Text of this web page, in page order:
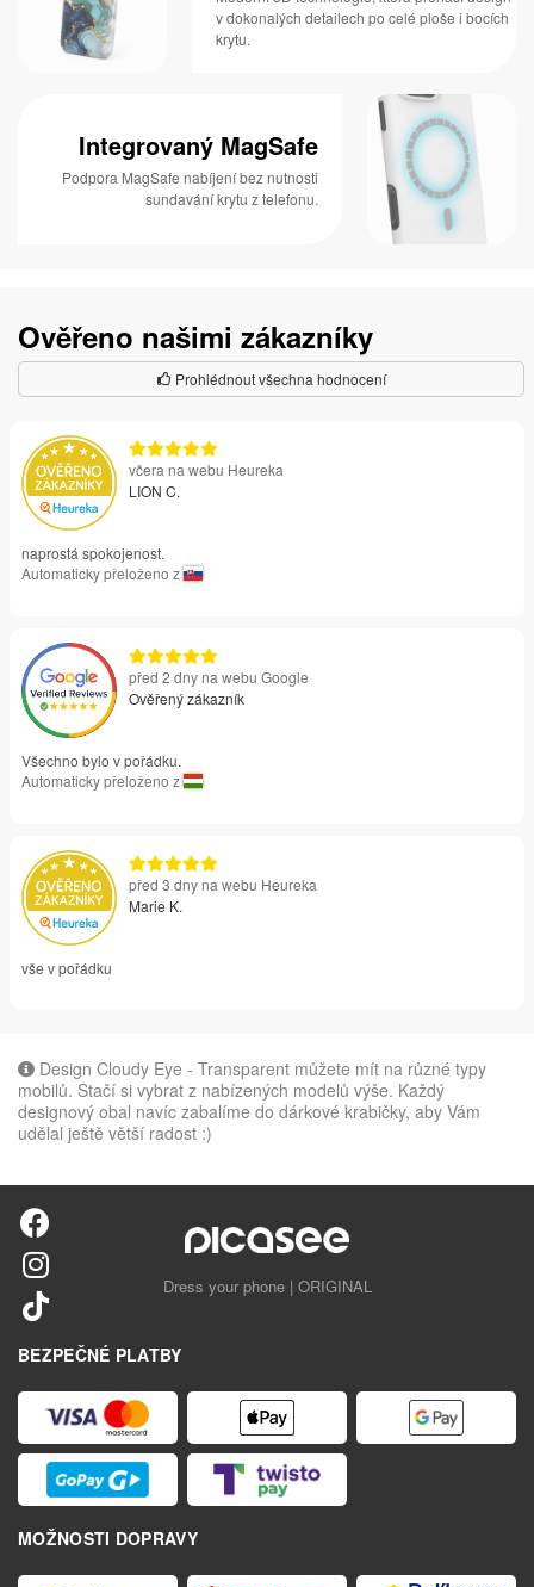
v dokonalých detailech po celé ploše i bocích
krytu.
Integrovaný MagSafe
Podpora MagSafe nabíjení bez nutnosti
sundavání krytu z telefonu.
Ověřeno našimi zákazníky
Prohlédnout všechna hodnocení
včera na webu Heureka
LION C.
naprostá spokojenost.
Automaticky přeloženo z
před 2 dny na webu Google
Ověřený zákazník
Všechno bylo v pořádku.
Automaticky přeloženo z
před 3 dny na webu Heureka
Marie K.
vše v pořádku
Design Cloudy Eye - Transparent můžete mít na různé typy
mobilů. Stačí si vybrat z nabízených modelů výše. Každý
designový obal navíc zabalíme do dárkové krabičky, aby Vám
udělal ještě větší radost :)
Dress your phone | ORIGINAL
BEZPEČNÉ PLATBY
MOŽNOSTI DOPRAVY